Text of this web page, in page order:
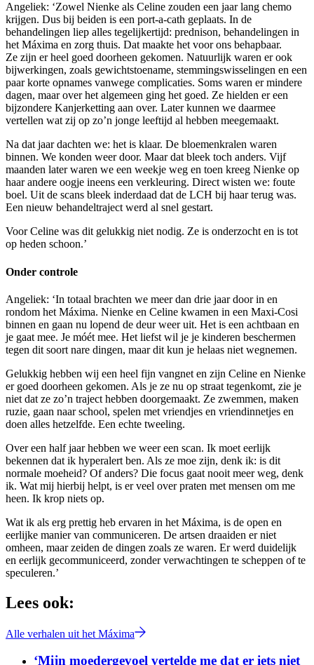
Angeliek: ‘Zowel Nienke als Celine zouden een jaar lang chemo
krijgen. Dus bij beiden is een port-a-cath geplaats. In de
behandelingen liep alles tegelijkertijd: prednison, behandelingen in
het Máxima en zorg thuis. Dat maakte het voor ons behapbaar.
Ze zijn er heel goed doorheen gekomen. Natuurlijk waren er ook
bijwerkingen, zoals gewichtstoename, stemmingswisselingen en een
paar korte opnames vanwege complicaties. Soms waren er mindere
dagen, maar over het algemeen ging het goed. Ze hielden er een
bijzondere Kanjerketting aan over. Later kunnen we daarmee
vertellen wat zij op zo’n jonge leeftijd al hebben meegemaakt.
Na dat jaar dachten we: het is klaar. De bloemenkralen waren
binnen. We konden weer door. Maar dat bleek toch anders. Vijf
maanden later waren we een weekje weg en toen kreeg Nienke op
haar andere oogje ineens een verkleuring. Direct wisten we: foute
boel. Uit de scans bleek inderdaad dat de LCH bij haar terug was.
Een nieuw behandeltraject werd al snel gestart.
Voor Celine was dit gelukkig niet nodig. Ze is onderzocht en is tot
op heden schoon.’
Onder controle
Angeliek: ‘In totaal brachten we meer dan drie jaar door in en
rondom het Máxima. Nienke en Celine kwamen in een Maxi-Cosi
binnen en gaan nu lopend de deur weer uit. Het is een achtbaan en
je gaat mee. Je móét mee. Het liefst wil je je kinderen beschermen
tegen dit soort nare dingen, maar dit kun je helaas niet wegnemen.
Gelukkig hebben wij een heel fijn vangnet en zijn Celine en Nienke
er goed doorheen gekomen. Als je ze nu op straat tegenkomt, zie je
niet dat ze zo’n traject hebben doorgemaakt. Ze zwemmen, maken
ruzie, gaan naar school, spelen met vriendjes en vriendinnetjes en
doen alles hetzelfde. Een echte tweeling.
Over een half jaar hebben we weer een scan. Ik moet eerlijk
bekennen dat ik hyperalert ben. Als ze moe zijn, denk ik: is dit
normale moeheid? Of anders? Die focus gaat nooit meer weg, denk
ik. Wat mij hierbij helpt, is er veel over praten met mensen om me
heen. Ik krop niets op.
Wat ik als erg prettig heb ervaren in het Máxima, is de open en
eerlijke manier van communiceren. De artsen draaiden er niet
omheen, maar zeiden de dingen zoals ze waren. Er werd duidelijk
en eerlijk gecommuniceerd, zonder verwachtingen te scheppen of te
speculeren.’
Lees ook:
Alle verhalen uit het Máxima
‘Mijn moedergevoel vertelde me dat er iets niet